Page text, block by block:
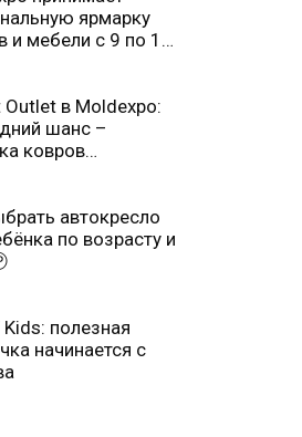
ярмарку
и мебели с 9 по 14
Outlet в Moldexpo:
шанс –
ковров
автокресло
по возрасту и
Kids: полезная
начинается с